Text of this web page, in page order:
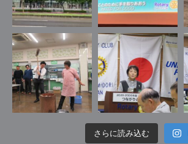
さらに読み込む